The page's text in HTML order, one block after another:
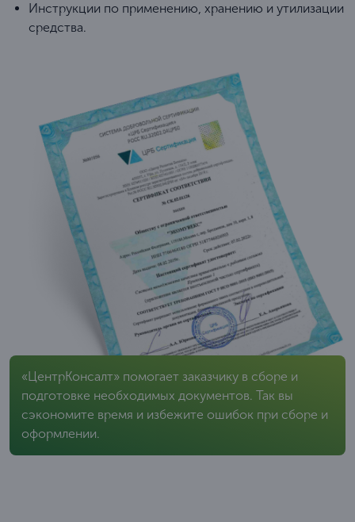
Инструкции по применению, хранению и утилизации
средства.
«ЦентрКонсалт» помогает заказчику в сборе и
подготовке необходимых документов. Так вы
сэкономите время и избежите ошибок при сборе и
оформлении.